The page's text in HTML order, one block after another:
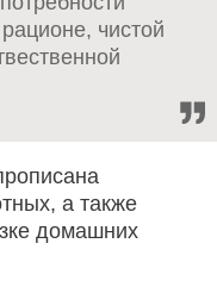
чистой
а также
домашних